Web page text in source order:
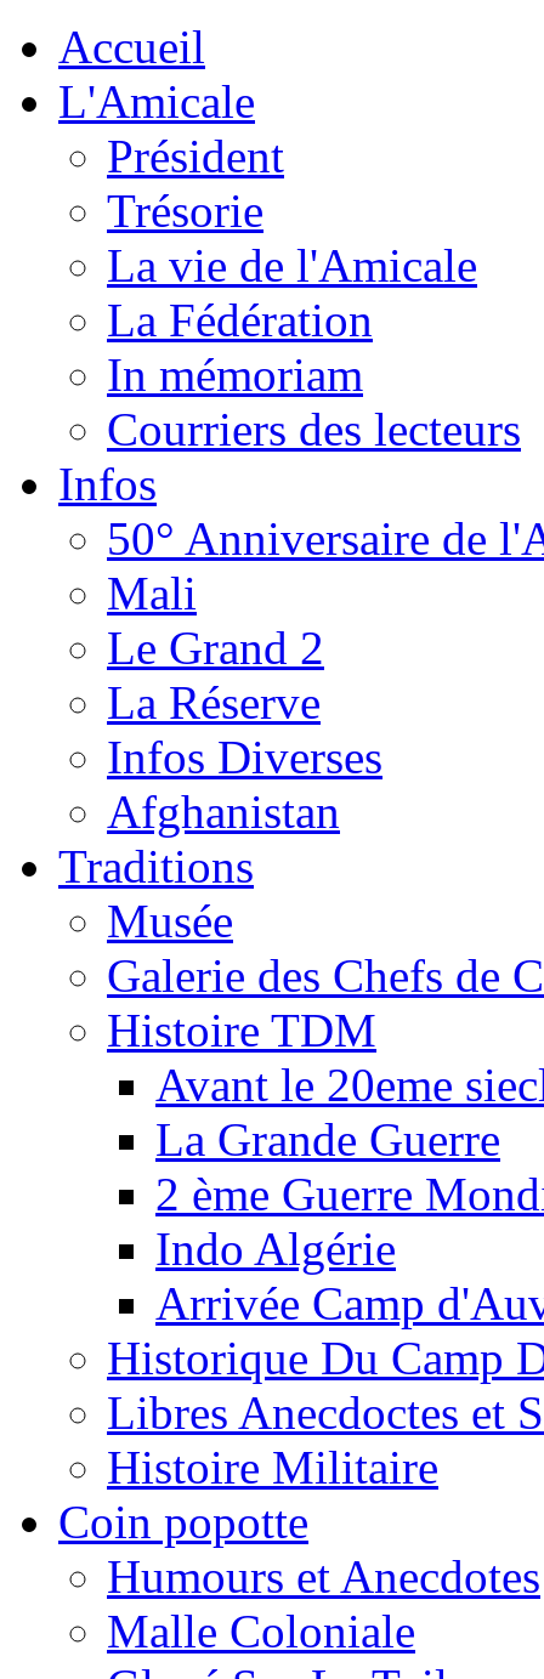
Accueil
L'Amicale
Président
Trésorie
La vie de l'Amicale
La Fédération
In mémoriam
Courriers des lecteurs
Infos
50° Anniversaire de
Mali
Le Grand 2
La Réserve
Infos Diverses
Afghanistan
Traditions
Musée
Galerie des Chefs de
Histoire TDM
Avant le 20eme
La Grande Guerre
2 ème Guerre
Indo Algérie
Arrivée Camp
Historique Du Camp
Libres Anecdoctes et
Histoire Militaire
Coin popotte
Humours et Anecdotes
Malle Coloniale